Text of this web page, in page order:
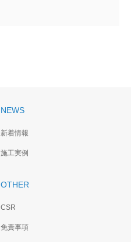
NEWS
新着情報
施工実例
OTHER
CSR
免責事項